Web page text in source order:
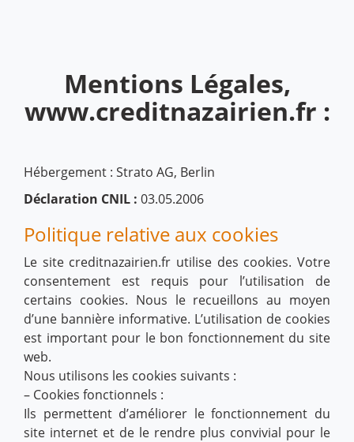
Mentions Légales,
www.creditnazairien.fr :
Hébergement : Strato AG, Berlin
Déclaration CNIL : 03.05.2006
Politique relative aux cookies
Le site creditnazairien.fr utilise des cookies. Votre
consentement est requis pour l’utilisation de
certains cookies. Nous le recueillons au moyen
d’une bannière informative. L’utilisation de cookies
est important pour le bon fonctionnement du site
web.
Nous utilisons les cookies suivants :
– Cookies fonctionnels :
Ils permettent d’améliorer le fonctionnement du
site internet et de le rendre plus convivial pour le